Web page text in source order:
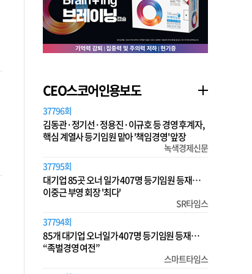
CEO스코어인용보도
37796회
김동관·정기선·정용진·이규호 등 경영 후계자,
핵심 계열사 등기임원 맡아 '책임경영' 앞장
녹색경제신문
37795회
대기업 85곳 오너 일가 407명 등기임원 등재…
이중근 부영 회장 '최다'
SR타임스
37794회
85개 대기업 오너일가 407명 등기임원 등재…
“족벌경영 여전”
스마트타임스